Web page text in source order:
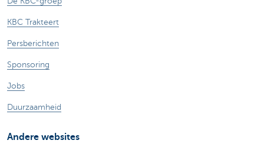
KBC Trakteert
Persberichten
Sponsoring
Jobs
Duurzaamheid
Andere websites